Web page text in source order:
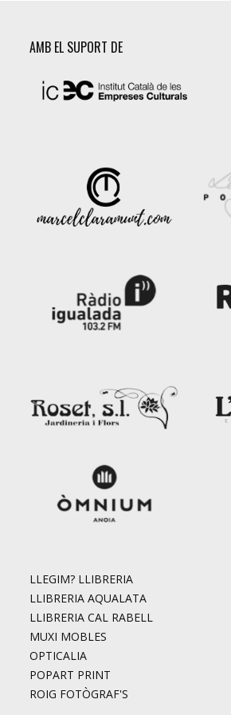
AMB EL SUPORT DE
LLEGIM? LLIBRERIA
LLIBRERIA AQUALATA
LLIBRERIA CAL RABELL
MUXI MOBLES
OPTICALIA
POPART PRINT
ROIG FOTÒGRAF'S